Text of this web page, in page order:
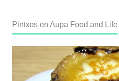
Pintxos en Aupa Food and Life